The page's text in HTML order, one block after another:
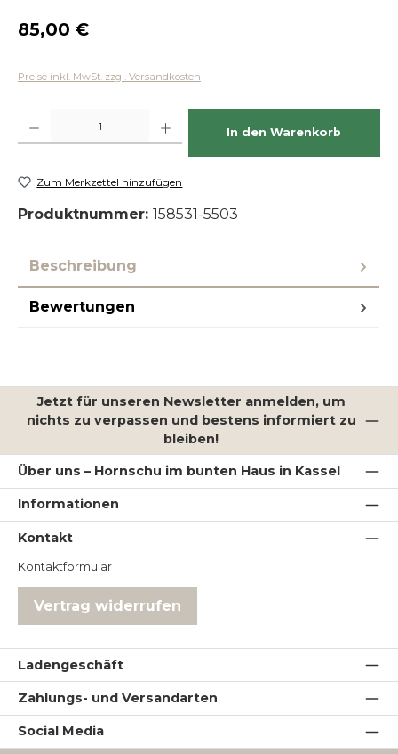
Regulärer Preis:
85,00 €
Preise inkl. MwSt. zzgl. Versandkosten
In den Warenkorb
Zum Merkzettel hinzufügen
Produktnummer: 158531-5503
Beschreibung
Bewertungen
Jetzt für unseren Newsletter anmelden, um
nichts zu verpassen und bestens informiert zu
bleiben!
Über uns – Hornschu im bunten Haus in Kassel
Informationen
Kontakt
Kontaktformular
Vertrag widerrufen
Ladengeschäft
Zahlungs- und Versandarten
Social Media